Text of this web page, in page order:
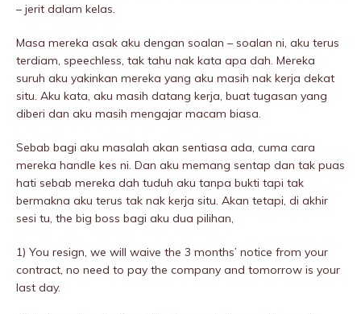
– jerit dalam kelas.
Masa mereka asak aku dengan soalan – soalan ni, aku terus
terdiam, speechless, tak tahu nak kata apa dah. Mereka
suruh aku yakinkan mereka yang aku masih nak kerja dekat
situ. Aku kata, aku masih datang kerja, buat tugasan yang
diberi dan aku masih mengajar macam biasa.
Sebab bagi aku masalah akan sentiasa ada, cuma cara
mereka handle kes ni. Dan aku memang sentap dan tak puas
hati sebab mereka dah tuduh aku tanpa bukti tapi tak
bermakna aku terus tak nak kerja situ. Akan tetapi, di akhir
sesi tu, the big boss bagi aku dua pilihan,
1) You resign, we will waive the 3 months’ notice from your
contract, no need to pay the company and tomorrow is your
last day.